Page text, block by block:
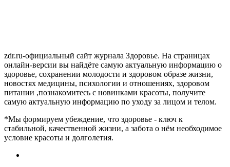
zdr.ru-официальный сайт журнала Здоровье. На страницах
онлайн-версии вы найдёте самую актуальную информацию о
здоровье, сохранении молодости и здоровом образе жизни,
новостях медицины, психологии и отношениях, здоровом
питании ,познакомитесь с новинками красоты, получите
самую актуальную информацию по уходу за лицом и телом.
*Мы формируем убеждение, что здоровье - ключ к
стабильной, качественной жизни, а забота о нём необходимое
условие красоты и долголетия.